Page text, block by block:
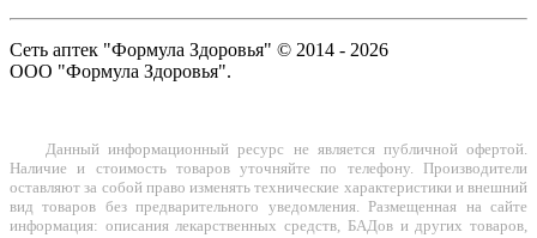
Сеть аптек "Формула Здоровья" © 2014 - 2026
ООО "Формула Здоровья".
Данный информационный ресурс не является публичной офертой.
Наличие и стоимость товаров уточняйте по телефону. Производители
оставляют за собой право изменять технические характеристики и внешний
вид товаров без предварительного уведомления. Размещенная на сайте
информация: описания лекарственных средств, БАДов и других товаров,